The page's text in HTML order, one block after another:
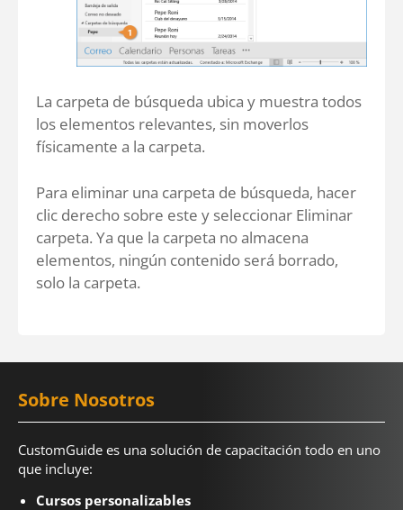
La carpeta de búsqueda ubica y muestra todos
los elementos relevantes, sin moverlos
físicamente a la carpeta.
Para eliminar una carpeta de búsqueda, hacer
clic derecho sobre este y seleccionar Eliminar
carpeta. Ya que la carpeta no almacena
elementos, ningún contenido será borrado,
solo la carpeta.
Sobre Nosotros
CustomGuide es una solución de capacitación todo en uno
que incluye:
Cursos personalizables